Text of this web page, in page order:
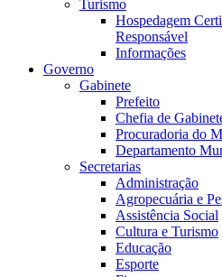
Turismo
Hospedagem
Responsável
Informações
Governo
Gabinete
Prefeito
Chefia de
Procuradoria do
Departamento
Secretarias
Administração
Agropecuária e
Assistência Social
Cultura e Turismo
Educação
Esporte